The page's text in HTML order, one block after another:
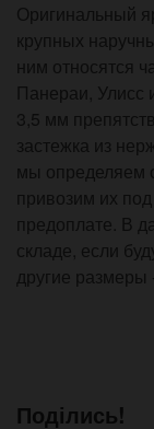
Оригинальный
крупных
ним относятся
Панераи, Улисс
3,5 мм
застежка из
мы определяем
привозим их
предоплате. В
складе, если
другие размеры
Поділись!